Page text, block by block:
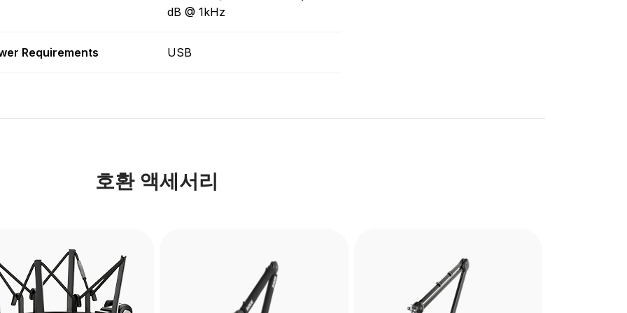
dB @ 1kHz
Requirements USB
호환 액세서리